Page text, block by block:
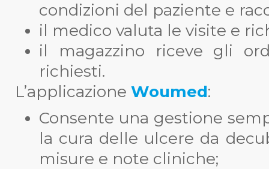
condizioni del paziente e
il medico valuta le visite e
il magazzino riceve gli
richiesti.
L’applicazione Woumed:
Consente una gestione
la cura delle ulcere da
misure e note cliniche;